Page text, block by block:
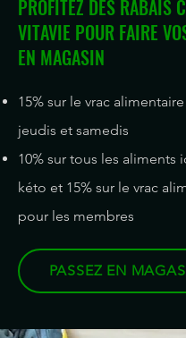
PROFITEZ DES RABAIS
VITAVIE POUR FAIRE
EN MAGASIN
15% sur le vrac
jeudis et samedis
10% sur tous les aliments
kéto et 15% sur le vrac
pour les membres
PASSEZ EN